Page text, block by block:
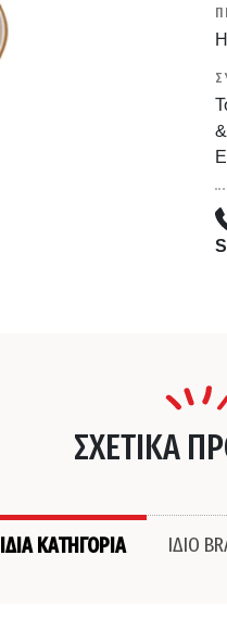
ΣΧΕΤΙΚΑ
ΙΔΙΑ ΚΑΤΗΓΟΡΙΑ ΙΔΙΟ